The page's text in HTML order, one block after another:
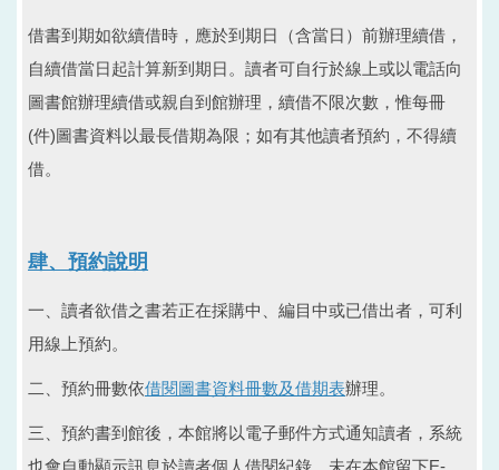
借書到期如欲續借時，應於到期日（含當日）前辦理續借，
自續借當日起計算新到期日。讀者可自行於線上或以電話向
圖書館辦理續借或親自到館辦理，續借不限次數，惟每冊
(件)圖書資料以最長借期為限；如有其他讀者預約，不得續
借。
肆、預約說明
一、讀者欲借之書若正在採購中、編目中或已借出者，可利
用線上預約。
二、預約冊數依借閱圖書資料冊數及借期表辦理。
三、預約書到館後，本館將以電子郵件方式通知讀者，系統
也會自動顯示訊息於讀者個人借閱紀錄，未在本館留下E-